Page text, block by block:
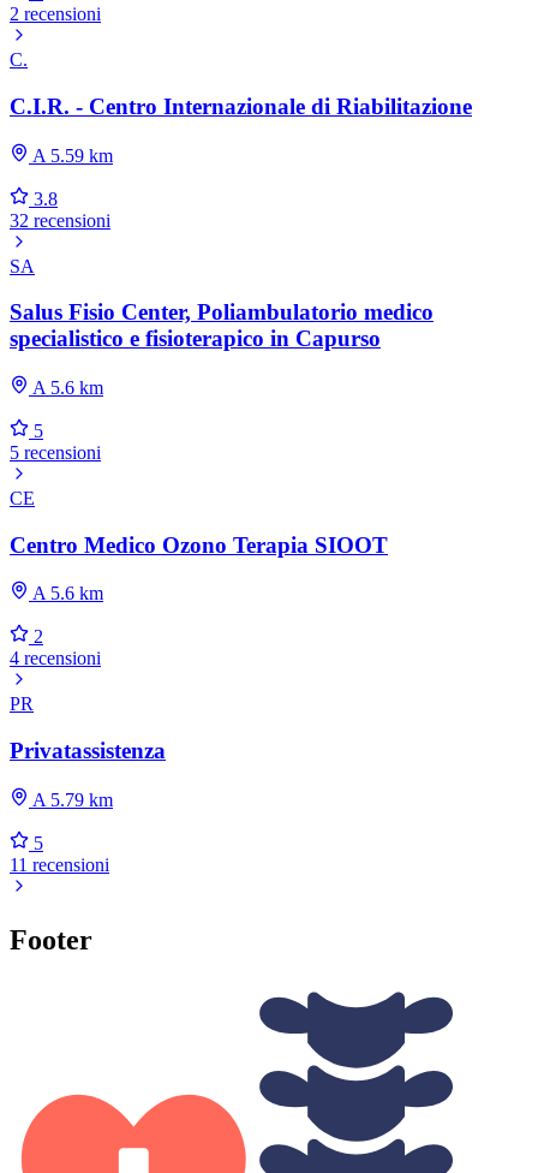
2 recensioni
C.
C.I.R. - Centro Internazionale di Riabilitazione
A 5.59 km
3.8
32 recensioni
SA
Salus Fisio Center, Poliambulatorio medico
specialistico e fisioterapico in Capurso
A 5.6 km
5
5 recensioni
CE
Centro Medico Ozono Terapia SIOOT
A 5.6 km
2
4 recensioni
PR
Privatassistenza
A 5.79 km
5
11 recensioni
Footer